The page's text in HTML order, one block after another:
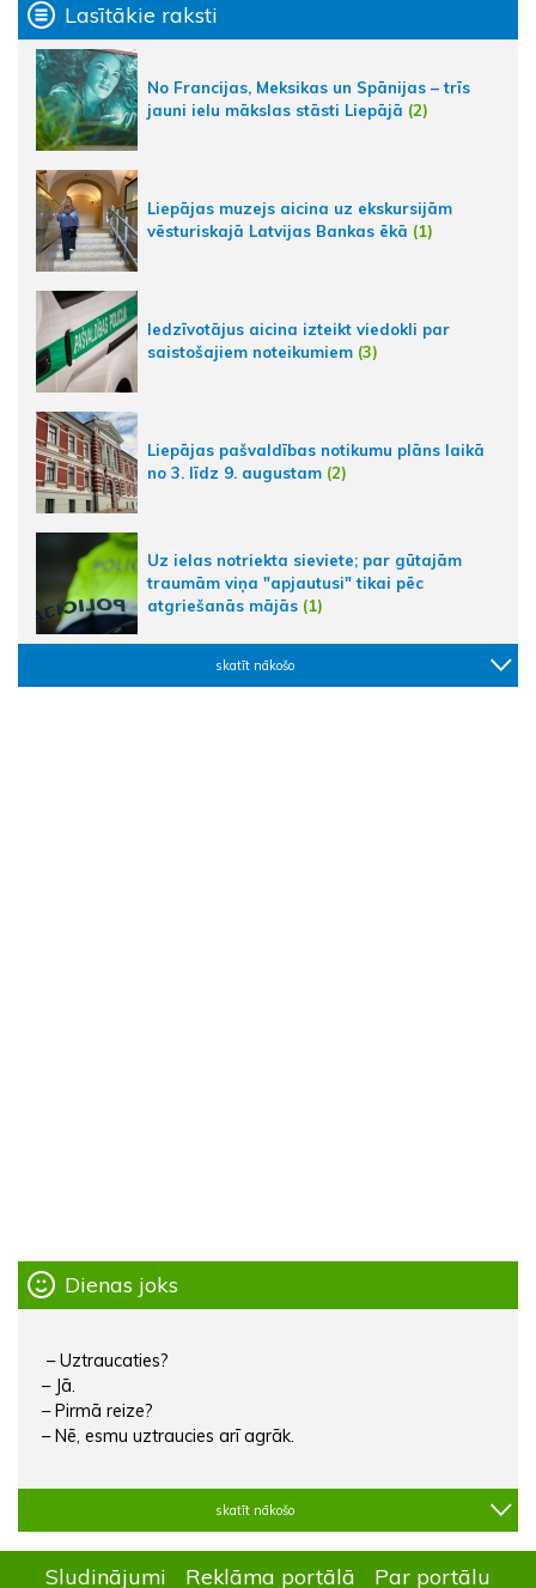
Lasītākie raksti
No Francijas, Meksikas un Spānijas – trīs
jauni ielu mākslas stāsti Liepājā (2)
Liepājas muzejs aicina uz ekskursijām
vēsturiskajā Latvijas Bankas ēkā (1)
Iedzīvotājus aicina izteikt viedokli par
saistošajiem noteikumiem (3)
Liepājas pašvaldības notikumu plāns laikā
no 3. līdz 9. augustam (2)
Uz ielas notriekta sieviete; par gūtajām
traumām viņa "apjautusi" tikai pēc
atgriešanās mājās (1)
skatīt nākošo
Dienas joks
– Uztraucaties?
– Jā.
– Pirmā reize?
– Nē, esmu uztraucies arī agrāk.
skatīt nākošo
Sludinājumi Reklāma portālā Par portālu